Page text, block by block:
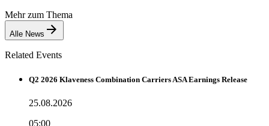
Mehr zum Thema
Alle News
Related Events
Q2 2026 Klaveness Combination Carriers ASA Earnings Release
25.08.2026
05:00